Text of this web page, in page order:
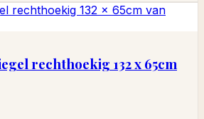
rechthoekig 132 x 65cm